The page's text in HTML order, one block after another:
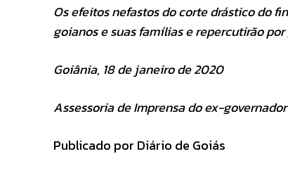
Os efeitos nefastos do corte drástico do
goianos e suas famílias e repercutirão por
Goiânia, 18 de janeiro de 2020
Assessoria de Imprensa do ex-
Publicado por Diário de Goiás